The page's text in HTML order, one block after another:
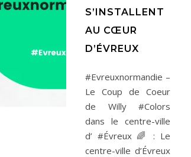
S’INSTALLENT
AU CŒUR
D’ÉVREUX
#Evreuxnormandie –
Le Coup de Coeur
de Willy #Colors
dans le centre-ville
d’ #Évreux 🌈 : Le
centre-ville d’Évreux